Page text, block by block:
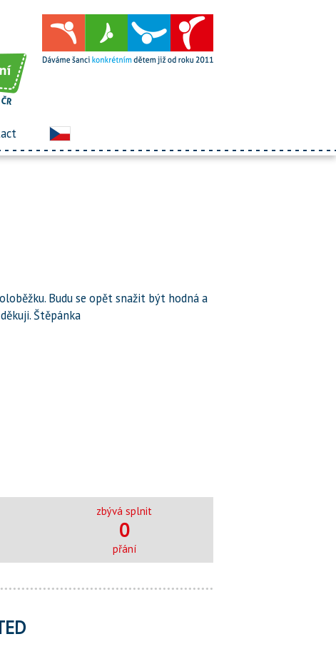
Budu se opět snažit být hodná a
Štěpánka
zbývá splnit
0
přání